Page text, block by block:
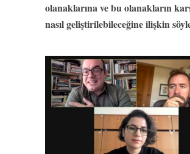
olanaklarına ve bu olanakların
nasıl geliştirilebileceğine ilişkin